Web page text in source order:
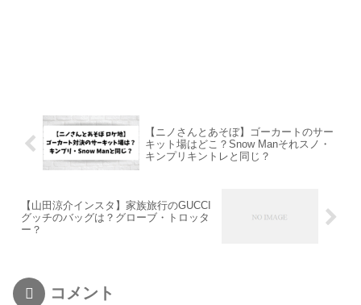
【ニノさんとあそぼ】ゴーカートのサー
キット場はどこ？Snow Manそれスノ・
キンプリキントレと同じ？
【山田涼介インスタ】家族旅行のGUCCI
グッチのバッグは？グローブ・トロッタ
ー？
コメント